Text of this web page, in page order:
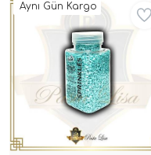
Aynı Gün Kargo